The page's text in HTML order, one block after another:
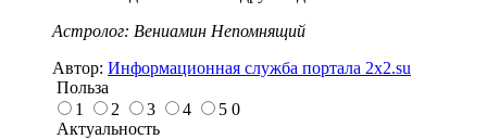
Астролог: Вениамин Непомнящий
Автор: Информационная служба портала 2x2.su
Польза
1
2 3 4 5 0
Актуальность